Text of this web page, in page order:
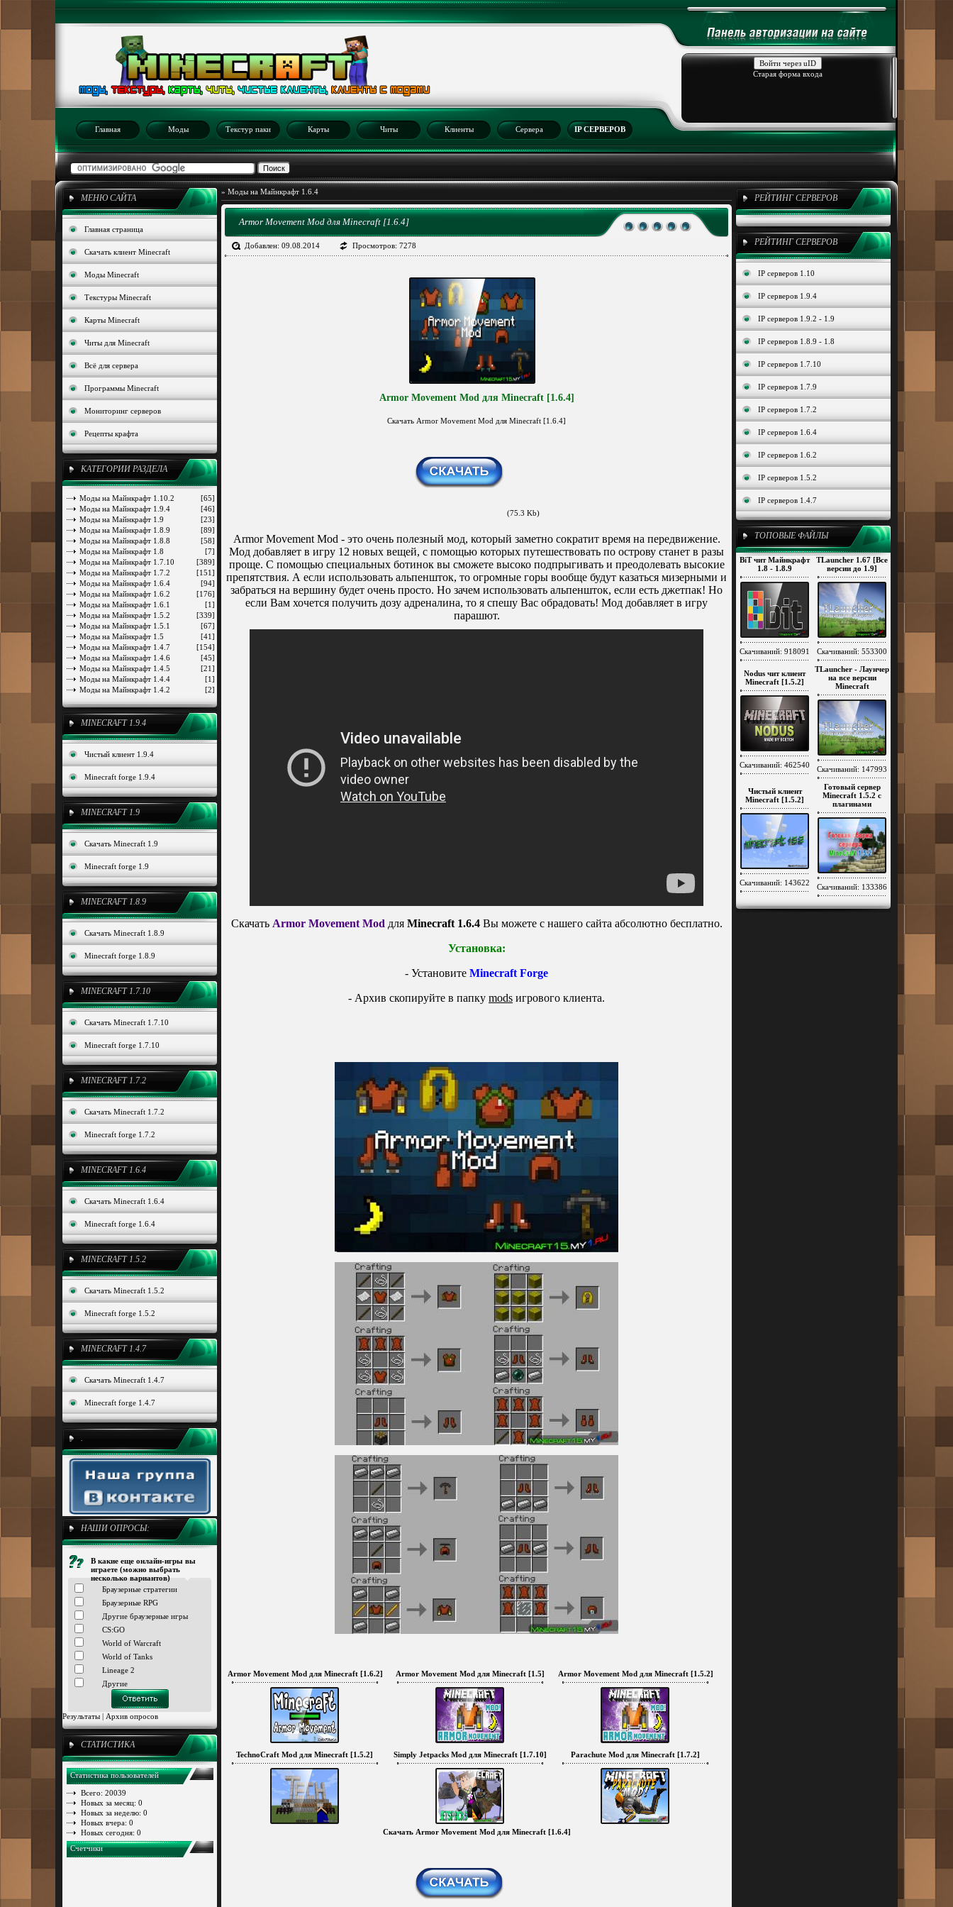
Войти через uID
Старая форма входа
Главная Моды Текстур паки Карты Читы Клиенты Сервера IP СЕРВЕРОВ
МЕНЮ САЙТА
Главная страница
Скачать клиент Minecraft
Моды Minecraft
Текстуры Minecraft
Карты Minecraft
Читы для Minecraft
Всё для сервера
Программы Minecraft
Мониторинг серверов
Рецепты крафта
КАТЕГОРИИ РАЗДЕЛА
[65]
Моды на Майнкрафт 1.10.2
[46]
Моды на Майнкрафт 1.9.4
[23]
Моды на Майнкрафт 1.9
[89]
Моды на Майнкрафт 1.8.9
[58]
Моды на Майнкрафт 1.8.8
[7]
Моды на Майнкрафт 1.8
[389]
Моды на Майнкрафт 1.7.10
[151]
Моды на Майнкрафт 1.7.2
[94]
Моды на Майнкрафт 1.6.4
[176]
Моды на Майнкрафт 1.6.2
[1]
Моды на Майнкрафт 1.6.1
[339]
Моды на Майнкрафт 1.5.2
[67]
Моды на Майнкрафт 1.5.1
[41]
Моды на Майнкрафт 1.5
[154]
Моды на Майнкрафт 1.4.7
[45]
Моды на Майнкрафт 1.4.6
[21]
Моды на Майнкрафт 1.4.5
[1]
Моды на Майнкрафт 1.4.4
[2]
Моды на Майнкрафт 1.4.2
MINECRAFT 1.9.4
Чистый клиент 1.9.4
Minecraft forge 1.9.4
MINECRAFT 1.9
Скачать Minecraft 1.9
Minecraft forge 1.9
MINECRAFT 1.8.9
Скачать Minecraft 1.8.9
Minecraft forge 1.8.9
MINECRAFT 1.7.10
Скачать Minecraft 1.7.10
Minecraft forge 1.7.10
MINECRAFT 1.7.2
Скачать Minecraft 1.7.2
Minecraft forge 1.7.2
MINECRAFT 1.6.4
Скачать Minecraft 1.6.4
Minecraft forge 1.6.4
MINECRAFT 1.5.2
Скачать Minecraft 1.5.2
Minecraft forge 1.5.2
MINECRAFT 1.4.7
Скачать Minecraft 1.4.7
Minecraft forge 1.4.7
.
НАШИ ОПРОСЫ:
В какие еще онлайн-игры вы
играете (можно выбрать
несколько вариантов)
Браузерные стратегии
Браузерные RPG
Другие браузерные игры
CS:GO
World of Warcraft
World of Tanks
Lineage 2
Другие
Результаты | Архив опросов
СТАТИСТИКА
Статистика пользователей
Всего: 20039
Новых за месяц: 0
Новых за неделю: 0
Новых вчера: 0
Новых сегодня: 0
Счетчики
РЕЙТИНГ СЕРВЕРОВ
РЕЙТИНГ СЕРВЕРОВ
IP серверов 1.10
IP серверов 1.9.4
IP серверов 1.9.2 - 1.9
IP серверов 1.8.9 - 1.8
IP серверов 1.7.10
IP серверов 1.7.9
IP серверов 1.7.2
IP серверов 1.6.4
IP серверов 1.6.2
IP серверов 1.5.2
IP серверов 1.4.7
ТОПОВЫЕ ФАЙЛЫ
BiT чит Майнкрафт
1.8 - 1.8.9
Скачиваний: 918091
TLauncher 1.67 [Все
версии до 1.9]
Скачиваний: 553300
Nodus чит клиент
Minecraft [1.5.2]
Скачиваний: 462540
TLauncher - Лаунчер
на все версии
Minecraft
Скачиваний: 147993
Чистый клиент
Minecraft [1.5.2]
Скачиваний: 143622
Готовый сервер
Minecraft 1.5.2 c
плагинами
Скачиваний: 133386
» Моды на Майнкрафт 1.6.4
Armor Movement Mod для Minecraft [1.6.4]
Добавлен: 09.08.2014 Просмотров: 7278
Armor Movement Mod для Minecraft [1.6.4]
Скачать Armor Movement Mod для Minecraft [1.6.4]
(75.3 Kb)
Armor Movement Mod - это очень полезный мод, который заметно сократит время на передвижение.
Мод добавляет в игру 12 новых вещей, с помощью которых путешествовать по острову станет в разы
проще. С помощью специальных ботинок вы сможете высоко подпрыгивать и преодолевать высокие
препятствия. А если использовать альпеншток, то огромные горы вообще будут казаться мизерными и
забраться на вершину будет очень просто. Но зачем использовать альпеншток, если есть джетпак! Но
если Вам хочется получить дозу адреналина, то я спешу Вас обрадовать! Мод добавляет в игру
парашют.
Скачать Armor Movement Mod для Minecraft 1.6.4Вы можете с нашего сайта абсолютно бесплатно.
Установка:
- Установите Minecraft Forge
- Архив скопируйте в папку mods игрового клиента.
Armor Movement Mod для Minecraft [1.6.2] Armor Movement Mod для Minecraft [1.5] Armor Movement Mod для Minecraft [1.5.2]
TechnoCraft Mod для Minecraft [1.5.2] Simply Jetpacks Mod для Minecraft [1.7.10] Parachute Mod для Minecraft [1.7.2]
Скачать Armor Movement Mod для Minecraft [1.6.4]